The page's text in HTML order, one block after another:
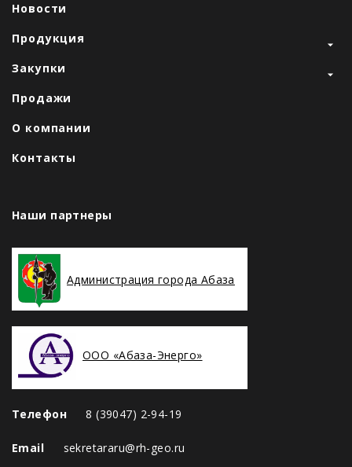
Новости
Продукция
Закупки
Продажи
О компании
Контакты
Наши партнеры
Администрация города Абаза
ООО «Абаза-Энерго»
Телефон 8 (39047) 2-94-19
Email sekretararu@rh-geo.ru